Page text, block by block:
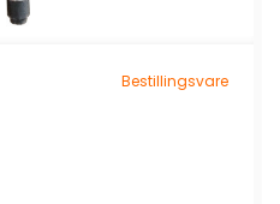
Bestillingsvare